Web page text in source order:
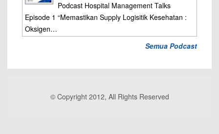
Podcast Hospital Management Talks
Episode 1 “Memastikan Supply Logisitik Kesehatan :
Oksigen…
Semua Podcast
© Copyright 2012, All Rights Reserved